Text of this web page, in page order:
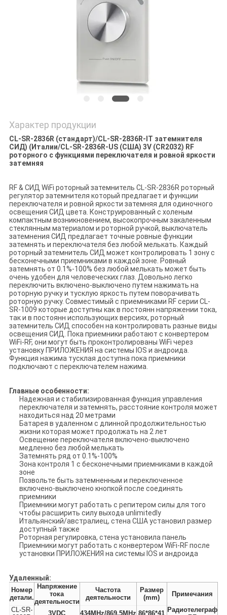
Характер продукции
CL-SR-2836R (стандарт)/CL-SR-2836R-IT затемнителя
СИД) (Италии/CL-SR-2836R-US (США) 3V (CR2032) RF
роторного с функциями переключателя и ровной яркости
затемняя
RF & СИД WiFi роторный затемнитель CL-SR-2836R роторный
регулятор затемнителя который предлагает и функции
переключателя и ровной яркости затемняя для одиночного
освещения СИД цвета. Конструированный с холеным
компактным возникновением, высокопрочным закаленным
стеклянным материалом и роторной ручкой, выключатель
затемнения СИД предлагает точные ровные функции
затемнять и переключателя без любой мелькать. Каждый
роторный затемнитель СИД может контролировать 1 зону с
бесконечными приемниками в каждой зоне. Ровный
затемнять от 0.1%-100% без любой мелькать может быть
очень удобен для человеческих глаз. Довольно легко
переключить включено-выключено путем нажимать на
роторную ручку и тусклую яркость путем поворачивать
роторную ручку. Совместимый с приемниками RF серии CL-
SR-1009 которые доступны как в постоянн напряжении тока,
так и в постоянн использующих версиях, роторный
затемнитель СИД способен на контролировать разные виды
освещения СИД. Пока приемники работают с конвертером
WiFi-RF, они могут быть проконтролированы WiFi через
установку ПРИЛОЖЕНИЯ на системы IOS и андроида.
Функция нажима тусклая доступна пока приемники
подключают с переключателем нажима.
Главные особенности:
Надежная и стабилизированная функция управления
переключателя и затемнять, расстояние контроля может
находиться над 20 метрами
Батарея в удаленном с длинной продолжительностью
жизни которая может продолжать на 2 лет
Освещение переключателя включено-выключено
медленно без любой мелькать
Затемнять ряд от 0.1%-100%
Зона контроля 1 с бесконечными приемниками в каждой
зоне
Позвольте быть затемненным и переключенное
включено-выключено кнопкой после соединять
приемники
Приемники могут работать с репитером силы для того
чтобы расширить силу выхода unlimitedly
Итальянский/австралиец, стена США установил размер
доступный также
Роторная регулировка, стена установила панель
Приемники могут работать с конвертером WiFi-RF после
установки ПРИЛОЖЕНИЯ на системы IOS и андроида
Удаленный:
Номер
детали.
Напряжение
тока
деятельности
Частота
деятельности
Размер
(mm)
Примечания
CL-SR-
3VDC 434MHz/869.5MHz 86*86*41 Радиотелеграф